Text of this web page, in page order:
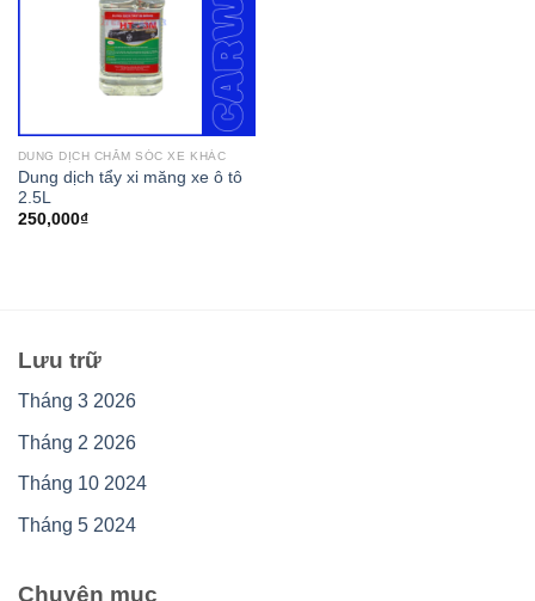
DUNG DỊCH CHĂM SÓC XE KHÁC
Dung dịch tẩy xi măng xe ô tô
2.5L
250,000₫
Lưu trữ
Tháng 3 2026
Tháng 2 2026
Tháng 10 2024
Tháng 5 2024
Chuyên mục